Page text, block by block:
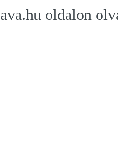
oldalon